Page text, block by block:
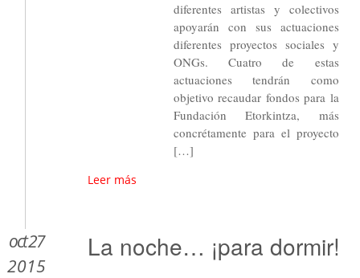
diferentes artistas y colectivos
apoyarán con sus actuaciones
diferentes proyectos sociales y
ONGs. Cuatro de estas
actuaciones tendrán como
objetivo recaudar fondos para la
Fundación Etorkintza, más
concrétamente para el proyecto
[…]
Leer más
oct 27
2015
La noche… ¡para dormir!